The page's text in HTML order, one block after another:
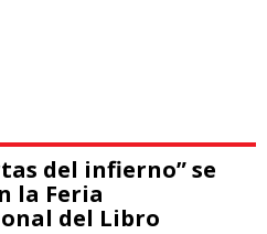
del infierno” se
la Feria
del Libro